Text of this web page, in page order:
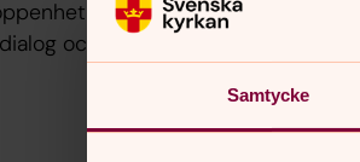
Samtycke
och allas lika värde – från
och riktlinjer i våra kanaler.